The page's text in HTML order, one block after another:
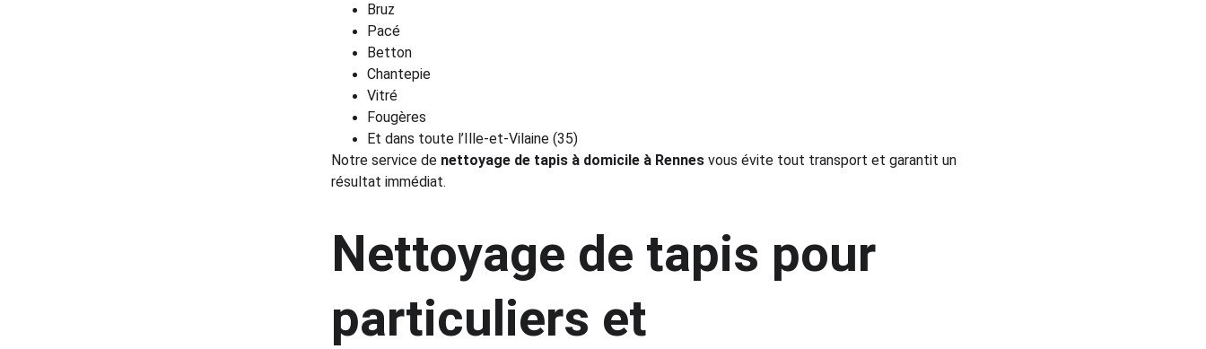
Bruz
Pacé
Betton
Chantepie
Vitré
Fougères
Et dans toute l’Ille-et-Vilaine (35)
Notre service de nettoyage de tapis à domicile à Rennes vous évite tout transport et garantit un
résultat immédiat.
Nettoyage de tapis pour
particuliers et